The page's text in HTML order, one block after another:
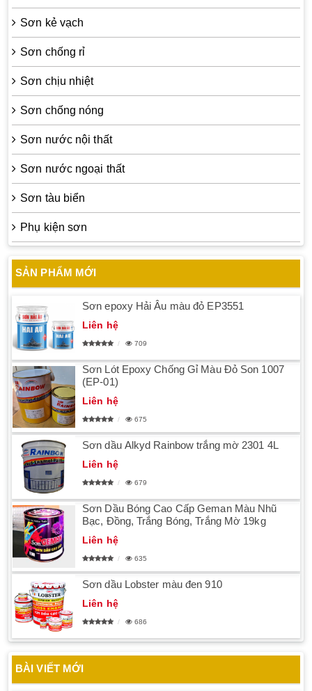
Sơn kẻ vạch
Sơn chống rỉ
Sơn chịu nhiệt
Sơn chống nóng
Sơn nước nội thất
Sơn nước ngoại thất
Sơn tàu biển
Phụ kiện sơn
SẢN PHẨM MỚI
Sơn epoxy Hải Âu màu đỏ EP3551
Liên hệ
709
Sơn Lót Epoxy Chống Gỉ Màu Đỏ Son 1007
(EP-01)
Liên hệ
675
Sơn dầu Alkyd Rainbow trắng mờ 2301 4L
Liên hệ
679
Sơn Dầu Bóng Cao Cấp Geman Màu Nhũ
Bạc, Đồng, Trắng Bóng, Trắng Mờ 19kg
Liên hệ
635
Sơn dầu Lobster màu đen 910
Liên hệ
686
BÀI VIẾT MỚI